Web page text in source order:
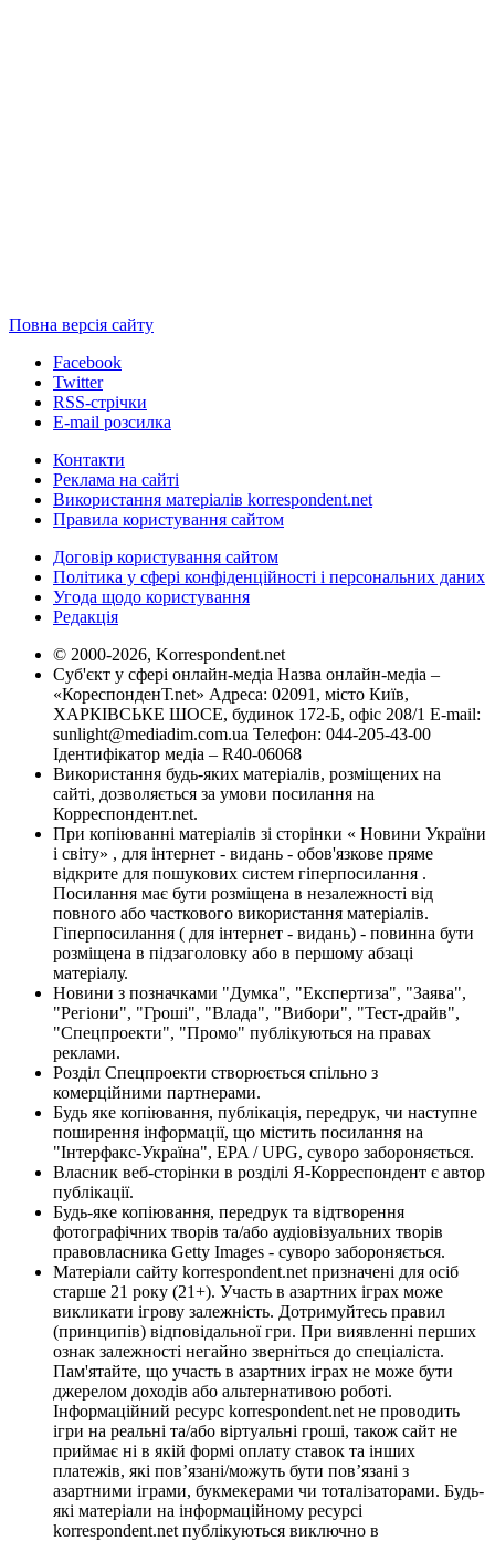
Повна версія сайту
Facebook
Twitter
RSS-стрічки
E-mail розсилка
Контакти
Реклама на сайті
Використання матеріалів korrespondent.net
Правила користування сайтом
Договір користування сайтом
Політика у сфері конфіденційності і персональних даних
Угода щодо користування
Редакція
© 2000-2026, Korrespondent.net
Суб'єкт у сфері онлайн-медіа Назва онлайн-медіа –
«КореспонденТ.net» Адреса: 02091, місто Київ,
ХАРКІВСЬКЕ ШОСЕ, будинок 172-Б, офіс 208/1 E-mail:
sunlight@mediadim.com.ua Телефон: 044-205-43-00
Ідентифікатор медіа – R40-06068
Використання будь-яких матеріалів, розміщених на
сайті, дозволяється за умови посилання на
Корреспондент.net.
При копіюванні матеріалів зі сторінки « Новини України
і світу» , для інтернет - видань - обов'язкове пряме
відкрите для пошукових систем гіперпосилання .
Посилання має бути розміщена в незалежності від
повного або часткового використання матеріалів.
Гіперпосилання ( для інтернет - видань) - повинна бути
розміщена в підзаголовку або в першому абзаці
матеріалу.
Новини з позначками "Думка", "Експертиза", "Заява",
"Регіони", "Гроші", "Влада", "Вибори", "Тест-драйв",
"Спецпроекти", "Промо" публікуються на правах
реклами.
Розділ Спецпроекти створюється спільно з
комерційними партнерами.
Будь яке копіювання, публікація, передрук, чи наступне
поширення інформації, що містить посилання на
"Інтерфакс-Україна", EPA / UPG, суворо забороняється.
Власник веб-сторінки в розділі Я-Корреспондент є автор
публікації.
Будь-яке копіювання, передрук та відтворення
фотографічних творів та/або аудіовізуальних творів
правовласника Getty Images - суворо забороняється.
Матеріали сайту korrespondent.net призначені для осіб
старше 21 року (21+). Участь в азартних іграх може
викликати ігрову залежність. Дотримуйтесь правил
(принципів) відповідальної гри. При виявленні перших
ознак залежності негайно зверніться до спеціаліста.
Пам'ятайте, що участь в азартних іграх не може бути
джерелом доходів або альтернативою роботі.
Інформаційний ресурс korrespondent.net не проводить
ігри на реальні та/або віртуальні гроші, також сайт не
приймає ні в якій формі оплату ставок та інших
платежів, які пов’язані/можуть бути пов’язані з
азартними іграми, букмекерами чи тоталізаторами. Будь-
які матеріали на інформаційному ресурсі
korrespondent.net публікуються виключно в